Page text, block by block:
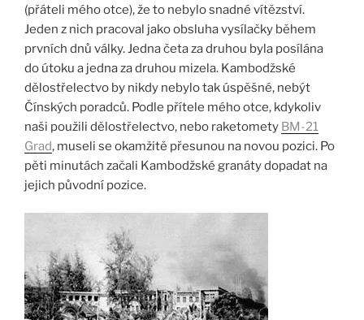
(přáteli mého otce), že to nebylo snadné vítězství.
Jeden z nich pracoval jako obsluha vysílačky během
prvních dnů války. Jedna četa za druhou byla posílána
do útoku a jedna za druhou mizela. Kambodžské
dělostřelectvo by nikdy nebylo tak úspěšné, nebýt
Čínských poradců. Podle přítele mého otce, kdykoliv
naši použili dělostřelectvo, nebo raketomety BM-21
Grad, museli se okamžitě přesunou na novou pozici. Po
pěti minutách začali Kambodžské granáty dopadat na
jejich původní pozice.